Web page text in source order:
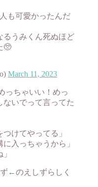
も可愛かったんだ
るうみくん死ぬほど
🥺
March 11, 2023
っちゃいい！めっ
ないでって言ってた
けてやってる」
入っちゃうから」
←のえしずらしく